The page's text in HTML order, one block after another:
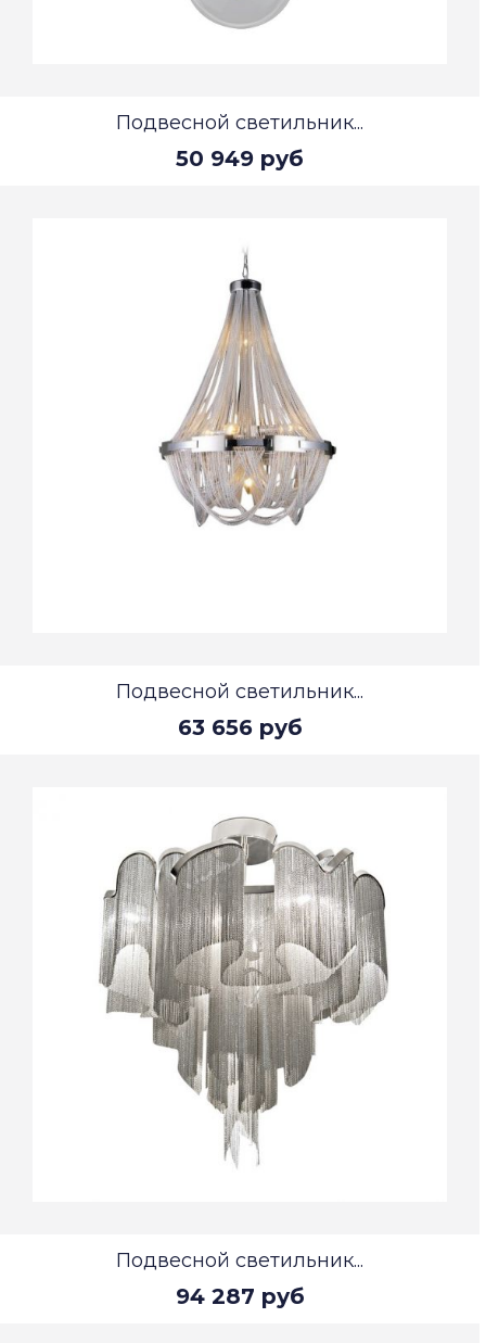
Подвесной светильник...
50 949 руб
Подвесной светильник...
63 656 руб
Подвесной светильник...
94 287 руб